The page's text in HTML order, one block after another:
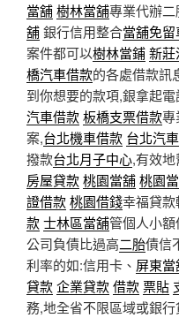
當舖樹林當舖專業代辦二
舖銀行信用整合當舖免留
案件都可以樹林當鋪新莊
橋汽車借款的各處借款訊
到你想要的款項,銀拿起
汽車借款板橋支票借款專
案,台北機車借款 台北汽
撥款台北月子中心,有效
房屋貸款桃園當舖桃園
證借款桃園借錢幸福貸款
款士林區當舖管個人小額
公司負債比過高二胎債信
利率的如:信用卡、 屏東當
貸款企業貸款借款票貼
務,地全省不限區域或銀